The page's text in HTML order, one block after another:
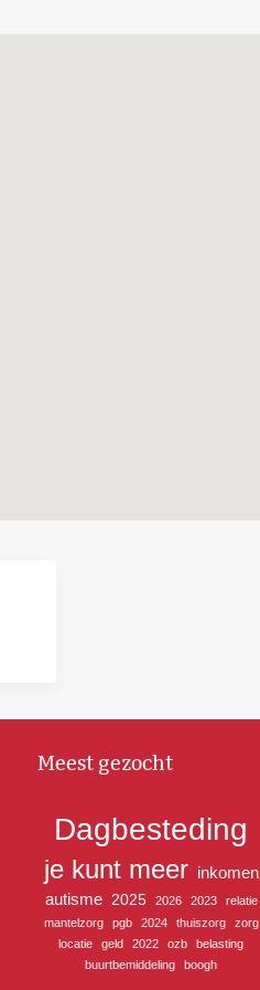
Meest gezocht
Dagbesteding
je kunt meer inkomen
autisme 2025 2026 2023
relatie
mantelzorg
pgb 2024 thuiszorg
zorg
locatie
geld 2022 ozb
belasting
buurtbemiddeling
boogh